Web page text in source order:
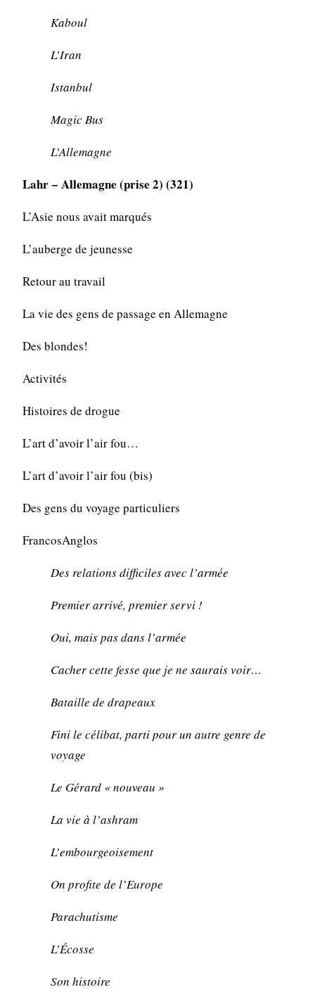
Kaboul
L’Iran
Istanbul
Magic Bus
L’Allemagne
Lahr − Allemagne (prise 2) (321)
L’Asie nous avait marqués
L’auberge de jeunesse
Retour au travail
La vie des gens de passage en Allemagne
Des blondes!
Activités
Histoires de drogue
L’art d’avoir l’air fou…
L’art d’avoir l’air fou (bis)
Des gens du voyage particuliers
FrancosAnglos
Des relations difficiles avec l’armée
Premier arrivé, premier servi !
Oui, mais pas dans l’armée
Cacher cette fesse que je ne saurais voir…
Bataille de drapeaux
Fini le célibat, parti pour un autre genre de
voyage
Le Gérard « nouveau »
La vie à l’ashram
L’embourgeoisement
On profite de l’Europe
Parachutisme
L’Écosse
Son histoire